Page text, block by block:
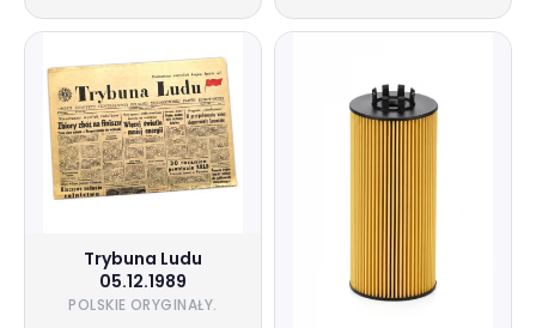
Trybuna Ludu
05.12.1989
POLSKIE ORYGINAŁY.